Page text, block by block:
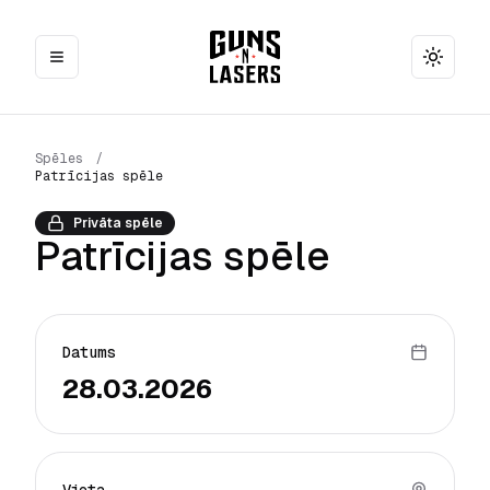
Toggle
Spēles
/
Patrīcijas spēle
Privāta spēle
Patrīcijas spēle
Datums
28.03.2026